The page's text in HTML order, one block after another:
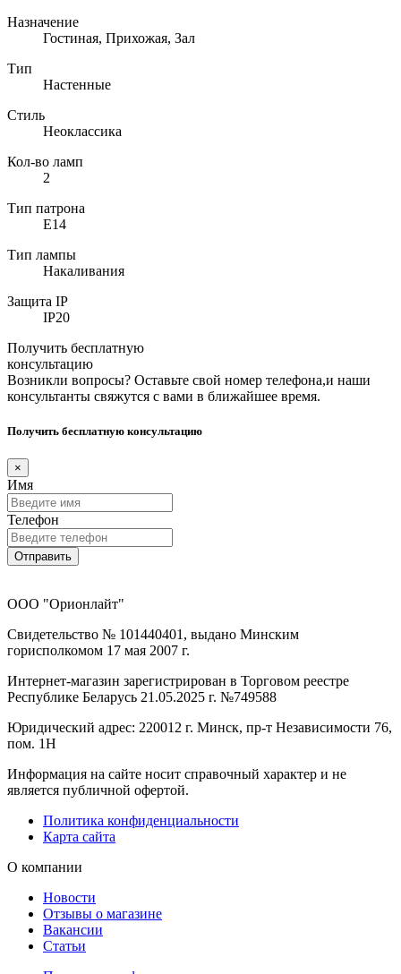
Назначение
Гостиная, Прихожая, Зал
Тип
Настенные
Стиль
Неоклассика
Кол-во ламп
2
Тип патрона
E14
Тип лампы
Накаливания
Защита IP
IP20
Получить бесплатную
консультацию
Возникли вопросы? Оставьте свой номер телефона,и наши
консультанты свяжутся с вами в ближайшее время.
Получить бесплатную консультацию
×
Имя
Телефон
Отправить
ООО "Орионлайт"
Свидетельство № 101440401, выдано Минским
горисполкомом 17 мая 2007 г.
Интернет-магазин зарегистрирован в Торговом реестре
Республике Беларусь 21.05.2025 г. №749588
Юридический адрес: 220012 г. Минск, пр-т Независимости 76,
пом. 1Н
Информация на сайте носит справочный характер и не
является публичной офертой.
Политика конфиденциальности
Карта сайта
О компании
Новости
Отзывы о магазине
Вакансии
Статьи